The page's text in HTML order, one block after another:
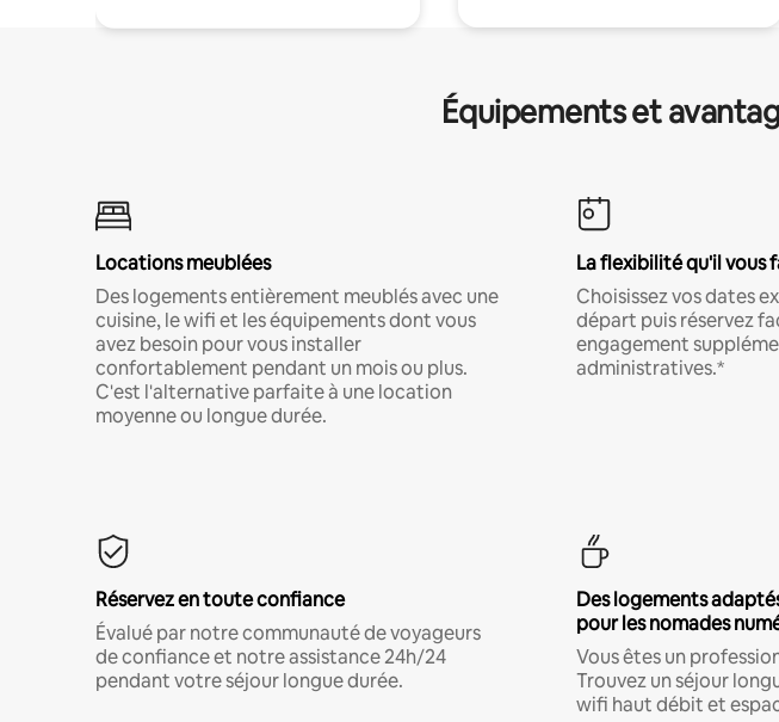
Équipements et
Locations meublées
Des logements entièrement meublés avec une
cuisine, le wifi et les équipements dont vous
avez besoin pour vous installer
confortablement pendant un mois ou plus.
C'est l'alternative parfaite à une location
moyenne ou longue durée.
La flexibilité qu'il vous
Choisissez vos dates
départ puis réservez
engagement
administratives.*
Réservez en toute confiance
Évalué par notre communauté de voyageurs
de confiance et notre assistance 24h/24
pendant votre séjour longue durée.
Des logements
pour les nomades
Vous êtes un
Trouvez un séjour
wifi haut débit et